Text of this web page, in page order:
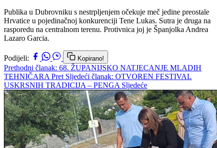
Publika u Dubrovniku s nestrpljenjem očekuje meč jedine preostale
Hrvatice u pojedinačnoj konkurenciji Tene Lukas. Sutra je druga na
rasporedu na centralnom terenu. Protivnica joj je Španjolka Andrea
Lazaro Garcia.
Podijeli: Kopirano!
Prethodni članak: 68. ŽUPANIJSKO NATJECANJE MLADIH
TEHNIČARA Pret Sljedeći članak: OTVOREN FESTIVAL
USKRSNIH TRADICIJA – PENGA Sljedeće